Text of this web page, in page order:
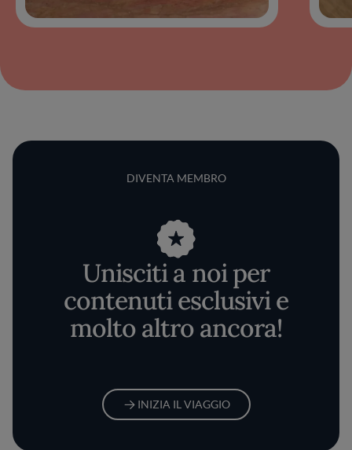
DIVENTA MEMBRO
Unisciti a noi per
contenuti esclusivi e
molto altro ancora!
INIZIA IL VIAGGIO